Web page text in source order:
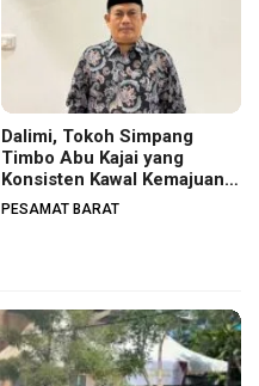
Dalimi, Tokoh Simpang
Timbo Abu Kajai yang
Konsisten Kawal Kemajuan
Nagari
PESAMAT BARAT